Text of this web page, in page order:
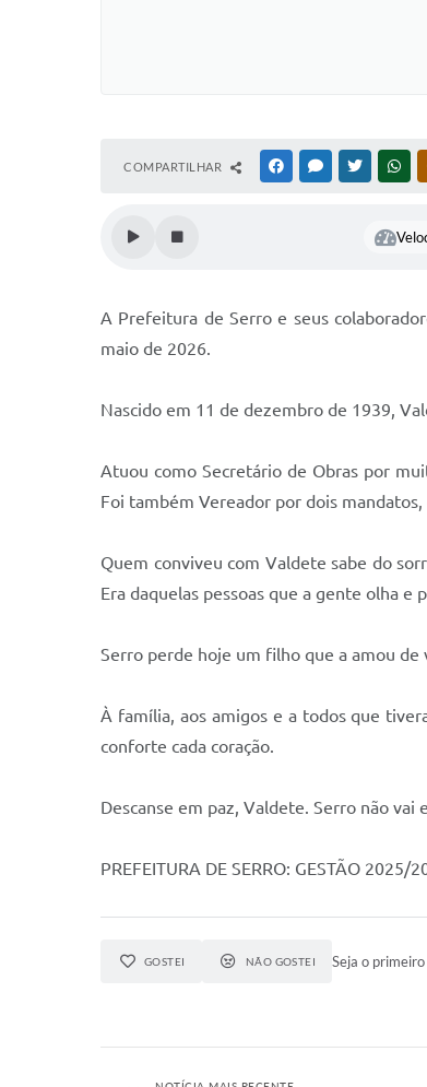
COMPARTILHAR FACEBOOKMESSENGER
TWITTER
A Prefeitura de Serro e seus
maio de 2026.
Nascido em 11 de dezembro de 1939,
Atuou como Secretário de Obras por
Foi também Vereador por dois
Quem conviveu com Valdete sabe do
Era daquelas pessoas que a gente olha e
Serro perde hoje um filho que a amou de
À família, aos amigos e a todos que
conforte cada coração.
Descanse em paz, Valdete. Serro não vai
PREFEITURA DE SERRO: GESTÃO 2025/
GOSTEI NÃO GOSTEI Seja o